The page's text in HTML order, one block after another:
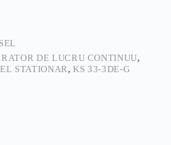
DE LUCRU CONTINUU,
STATIONAR ,KS 33-3DE-G